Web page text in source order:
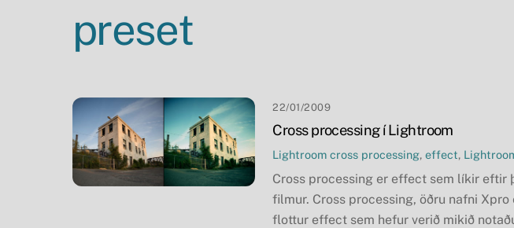
preset
22/01/2009
Cross processing í Lightroom
Lightroom cross processing,effect,
Cross processing er effect sem líkir
filmur. Cross processing, öðru nafni
flottur effect sem hefur verið mikið